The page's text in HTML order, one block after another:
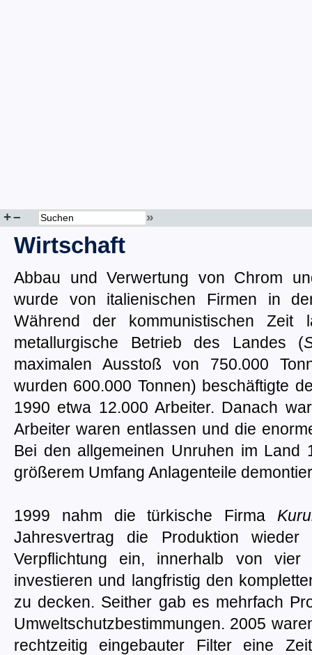
+– »
Wirtschaft
Abbau und Verwertung von Chrom
wurde von italienischen Firmen in
Während der kommunistischen
metallurgische Betrieb des Landes (
maximalen Ausstoß von 750.000
wurden 600.000 Tonnen) beschäftigte
1990 etwa 12.000 Arbeiter. Danach
Arbeiter waren entlassen und die
Bei den allgemeinen Unruhen im Land
größerem Umfang Anlagenteile
1999 nahm die türkische Firma
Jahresvertrag die Produktion
Verpflichtung ein, innerhalb von
investieren und langfristig den
zu decken. Seither gab es mehrfach
Umweltschutzbestimmungen. 2005
rechtzeitig eingebauter Filter eine